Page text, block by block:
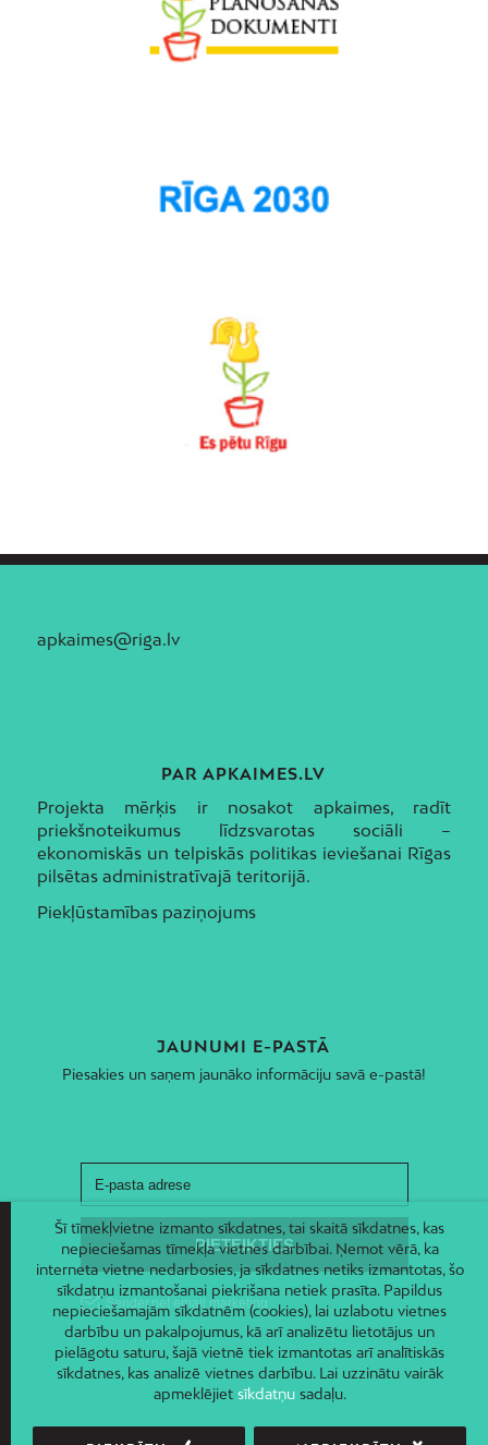
apkaimes@riga.lv
PAR APKAIMES.LV
Projekta mērķis ir nosakot apkaimes, radīt
priekšnoteikumus līdzsvarotas sociāli –
ekonomiskās un telpiskās politikas ieviešanai Rīgas
pilsētas administratīvajā teritorijā.
Piekļūstamības paziņojums
JAUNUMI E-PASTĀ
Piesakies un saņem jaunāko informāciju savā e-pastā!
Šī tīmekļvietne izmanto sīkdatnes, tai skaitā sīkdatnes, kas
nepieciešamas tīmekļa vietnes darbībai. Ņemot vērā, ka
interneta vietne nedarbosies, ja sīkdatnes netiks izmantotas, šo
sīkdatņu izmantošanai piekrišana netiek prasīta. Papildus
nepieciešamajām sīkdatnēm (cookies), lai uzlabotu vietnes
darbību un pakalpojumus, kā arī analizētu lietotājus un
pielāgotu saturu, šajā vietnē tiek izmantotas arī analītiskās
sīkdatnes, kas analizē vietnes darbību. Lai uzzinātu vairāk
apmeklējiet sīkdatņusadaļu.